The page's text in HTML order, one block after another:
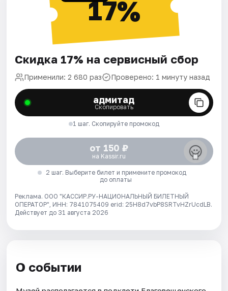
17%
Скидка 17% на сервисный сбор
Применили: 2 680 раз Проверено: 1 минуту назад
адмитад
Скопировать
1 шаг. Скопируйте промокод
от 150 ₽
на Kassir.ru
2 шаг. Выберите билет и примените промокод
до оплаты
Реклама. ООО "КАССИР.РУ-НАЦИОНАЛЬНЫЙ БИЛЕТНЫЙ
ОПЕРАТОР", ИНН: 7841075409 erid: 25H8d7vbP8SRTvHZrUcdLB.
Действует до 31 августа 2026
О событии